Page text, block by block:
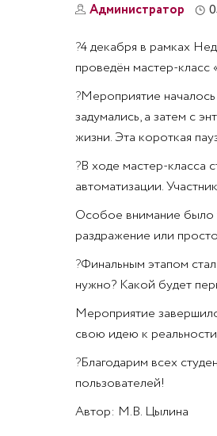
Администратор
?4 декабря в рамках
проведён мастер-
?Мероприятие
задумались, а затем с
жизни. Эта короткая
?В ходе мастер-класса
автоматизации.
Особое внимание было
раздражение или
?Финальным этапом
нужно? Какой будет
Мероприятие
свою идею к
?Благодарим всех
пользователей!
Автор: М.В. Цылина